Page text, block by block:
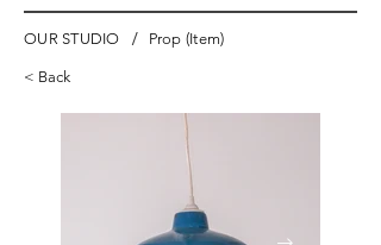
OUR STUDIO / Prop (Item)
< Back